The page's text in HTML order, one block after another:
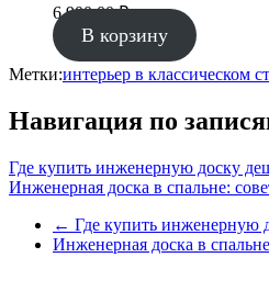
6 900.00₽
В корзину
Метки:интерьер в классическом
Навигация по
Где купить инженерную доску
Инженерная доска в спальне:
← Где купить инженерную
Инженерная доска в